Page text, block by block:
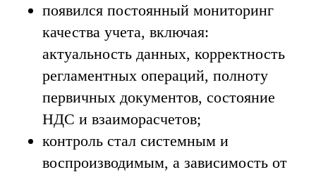
появился постоянный мониторинг
качества учета, включая:
актуальность данных, корректность
регламентных операций, полноту
первичных документов, состояние
НДС и взаиморасчетов;
контроль стал системным и
воспроизводимым, а зависимость от